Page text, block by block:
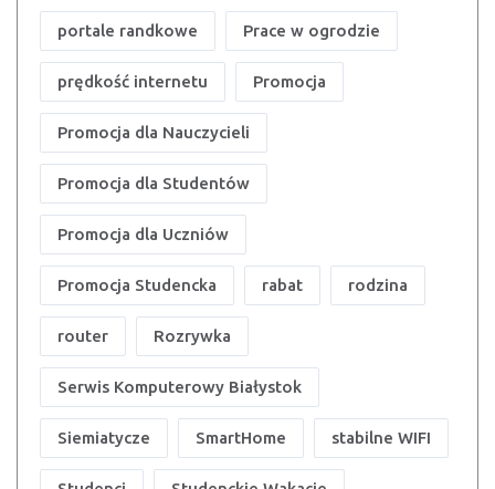
portale randkowe Prace w ogrodzie
prędkość internetu Promocja
Promocja dla Nauczycieli
Promocja dla Studentów
Promocja dla Uczniów
Promocja Studencka rabat rodzina
router Rozrywka
Serwis Komputerowy Białystok
Siemiatycze SmartHome stabilne WIFI